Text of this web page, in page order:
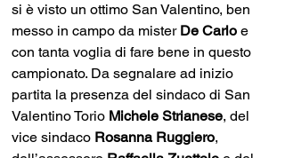
si è visto un ottimo San Valentino, ben
messo in campo da mister De Carlo e
con tanta voglia di fare bene in questo
campionato. Da segnalare ad inizio
partita la presenza del sindaco di San
Valentino Torio Michele Strianese, del
vice sindaco Rosanna Ruggiero,